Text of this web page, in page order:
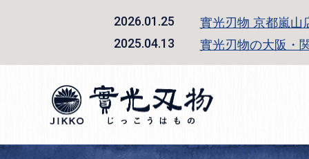
2026.01.25 實光刃物 京都嵐山
2025.04.13 實光刃物の大阪・